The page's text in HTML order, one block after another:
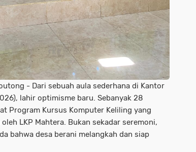
- Dari sebuah aula sederhana di Kantor
lahir optimisme baru. Sebanyak 28
Program Kursus Komputer Keliling yang
LKP Mahtera. Bukan sekadar seremoni,
bahwa desa berani melangkah dan siap